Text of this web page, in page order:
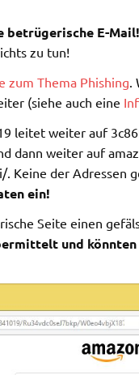
betrügerische E-Mail!
zu tun!
zum Thema Phishing.
(siehe auch eine
leitet weiter auf
dann weiter auf
Keine der Adressen
ein!
Seite einen
und